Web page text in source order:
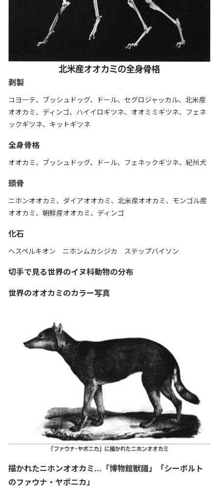
剥製
コヨーテ、ブッシュドッグ、ドール、セグロジャッカル、北米産
オオカミ、ディンゴ、ハイイロギツネ、オオミミギツネ、フェネ
ックギツネ、キットギツネ
全身骨格
オオカミ、ブッシュドッグ、ドール、フェネックギツネ、紀州犬
頭骨
ニホンオオカミ、ダイアオオカミ、北米産オオカミ、モンゴル産
オオカミ、朝鮮産オオカミ、ディンゴ
化石
ヘスペルキオン ニホンムカシジカ ステップバイソン
切手で見る世界のイヌ科動物の分布
世界のオオカミのカラー写真
描かれたニホンオオカミ...「博物館獣譜」「シーボルト
のファウナ・ヤポニカ」